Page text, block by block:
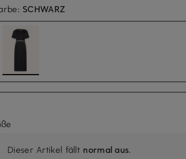
SCHWARZ
Dieser Artikel fällt normal aus.